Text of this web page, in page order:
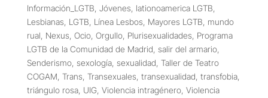
Información_LGTB Jóvenes lationoamerica LGTB
Lesbianas LGTB Línea Lesbos Mayores LGTB mundo
rual Nexus Ocio, Orgullo, Plurisexualidades Programa
LGTB de la Comunidad de Madrid salir del armario,
Senderismo, sexología, sexualidad Taller de Teatro
COGAM Trans Transexuales transexualidad transfobia,
triángulo rosa, UIG, Violencia intragénero, Violencia